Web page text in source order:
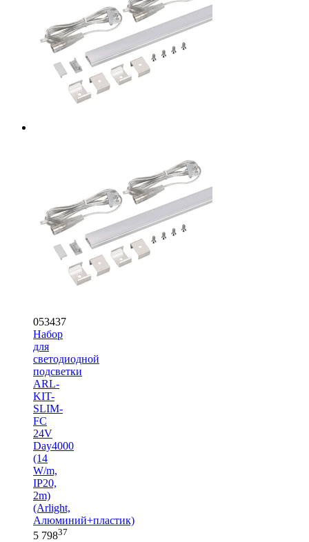
053437
Набор
для
светодиодной
подсветки
ARL-
KIT-
SLIM-
FC
24V
Day4000
(14
W/m,
IP20,
2m)
(Arlight,
Алюминий+пластик)
5 79837